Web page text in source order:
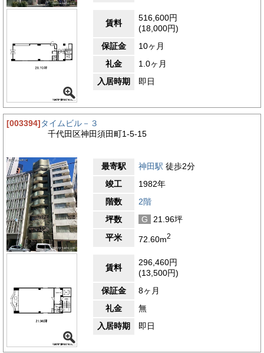
賃料
516,600円
(18,000円)
保証金
10ヶ月
礼金
1.0ヶ月
入居時期
即日
[003394]タイムビル－３
千代田区神田須田町1-5-15
最寄駅 神田駅 徒歩2分
竣工
1982年
階数
2階
坪数
G
21.96坪
平米
72.60m2
賃料
296,460円
(13,500円)
保証金
8ヶ月
礼金
無
入居時期
即日